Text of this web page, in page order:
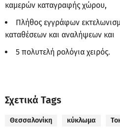
καμερών καταγραφής χώρου,
Πλήθος εγγράφων
καταθέσεων και αναλήψεων και
5 πολυτελή ρολόγια χειρός.
Σχετικά Tags
Θεσσαλονίκη κύκλωμα